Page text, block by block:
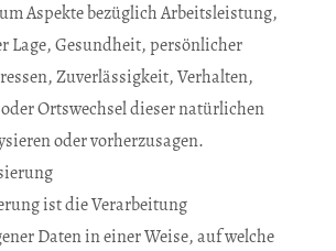
Aspekte bezüglich Arbeitsleistung,
Lage, Gesundheit, persönlicher
Zuverlässigkeit, Verhalten,
Ortswechsel dieser natürlichen
oder vorherzusagen.
ist die Verarbeitung
Daten in einer Weise, auf welche